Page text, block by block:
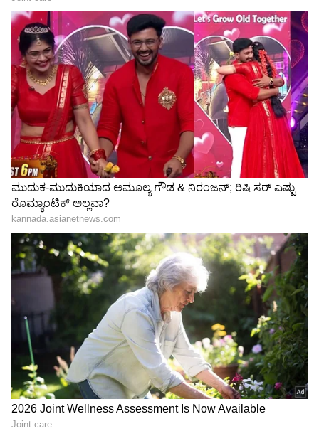
Image Credit : Insatgram
ಪತ್ನಿ ಭಾವನಾ ಬೆಳಗೆರೆ, ಮಗಳು ಪರಿಣಿತಾ ಜೊತೆ ಸಿಂಪಲ್‌
ಸೆಲೆಬ್ರೇಷನ್
ಹೌದು, ನಟ ಶ್ರೀನಗರ ಕಿಟ್ಟಿ ಯಾವುದೇ ಆಡಂಬರವಿಲ್ಲದೇ
ಕುಟುಂಬಸ್ಥರ ಜೊತೆ ಹುಟ್ಟುಹಬ್ಬ ಆಚರಿಸಿಕೊಂಡಿದ್ದು ಇದೀಗ
ವೈರಲ್ ಅಗುತ್ತಿದೆ. ಪತಿ ಶ್ರೀನಗರ ಕಿಟ್ಟಿ ಅವರ ಹುಟ್ಟುಹಬ್ಬಕ್ಕೆ
ಪತ್ನಿ ಭಾವನಾ ಬೆಳಗೆರೆ ಅವರು ಪ್ರೀತಿಯಿಂದ
ಶುಭಕೋರಿದ್ದಾರೆ.